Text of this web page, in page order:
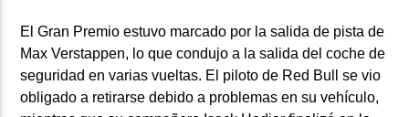
El Gran Premio estuvo marcado por la salida de pista de
Max Verstappen, lo que condujo a la salida del coche de
seguridad en varias vueltas. El piloto de Red Bull se vio
obligado a retirarse debido a problemas en su vehículo,